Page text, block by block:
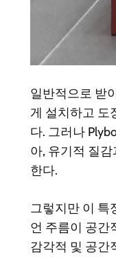
일반적으로 받
게 설치하고 도
다. 그러나
아, 유기적 질
한다.
그렇지만 이 특
언 주름이 공간
감각적 및 공간